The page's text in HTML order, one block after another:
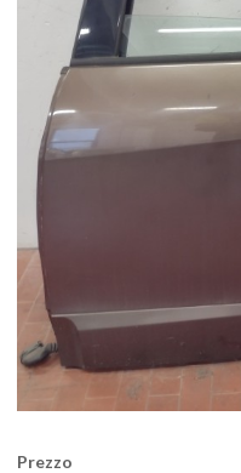
Prezzo